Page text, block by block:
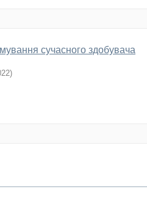
сучасного здобувача
)